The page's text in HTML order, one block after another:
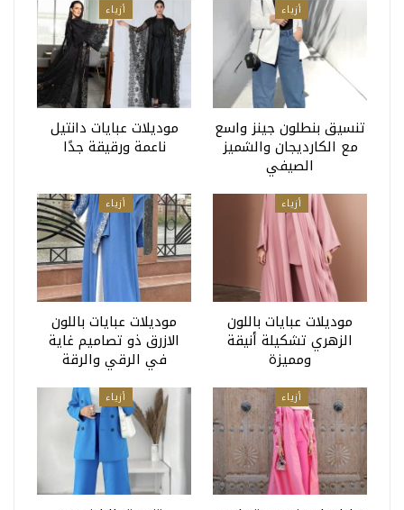
أزياء
تنسيق بنطلون جينز واسع
مع الكارديجان والشميز
الصيفي
أزياء
موديلات عبايات دانتيل
ناعمة ورقيقة جدًا
أزياء
موديلات عبايات باللون
الزهري تشكيلة أنيقة
ومميزة
أزياء
موديلات عبايات باللون
الازرق ذو تصاميم غاية
في الرقي والرقة
أزياء أزياء